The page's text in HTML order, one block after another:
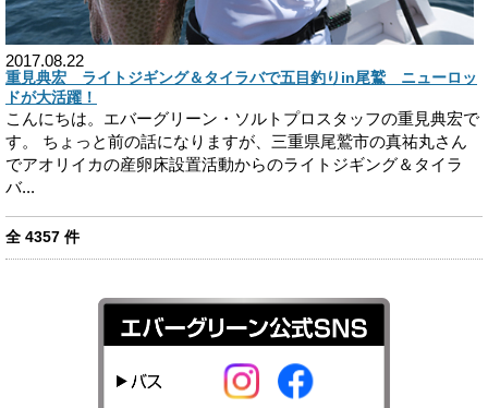
2017.08.22
重見典宏 ライトジギング＆タイラバで五目釣りin尾鷲 ニューロッ
ドが大活躍！
こんにちは。エバーグリーン・ソルトプロスタッフの重見典宏で
す。 ちょっと前の話になりますが、三重県尾鷲市の真祐丸さん
でアオリイカの産卵床設置活動からのライトジギング＆タイラ
バ...
全 4357 件